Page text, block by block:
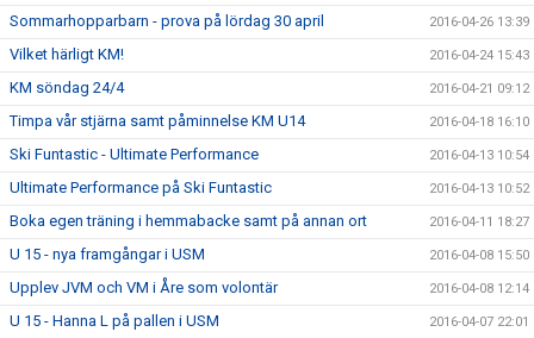
Sommarhopparbarn - prova på lördag 30 april 2016-04-26 13:39
Vilket härligt KM! 2016-04-24 15:43
KM söndag 24/4 2016-04-21 09:12
Timpa vår stjärna samt påminnelse KM U14 2016-04-18 16:10
Ski Funtastic - Ultimate Performance 2016-04-13 10:54
Ultimate Performance på Ski Funtastic 2016-04-13 10:52
Boka egen träning i hemmabacke samt på annan ort 2016-04-11 18:27
U 15 - nya framgångar i USM 2016-04-08 15:50
Upplev JVM och VM i Åre som volontär 2016-04-08 12:14
U 15 - Hanna L på pallen i USM 2016-04-07 22:01